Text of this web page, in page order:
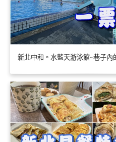
新北中和。水藍天游泳館~巷子內